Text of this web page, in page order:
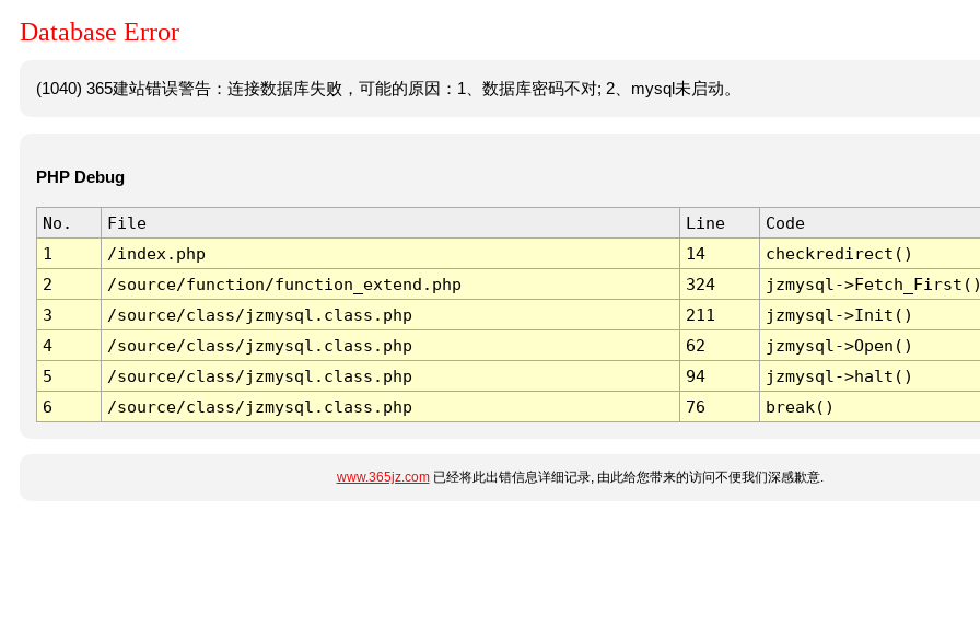
Database Error
(1040) 365建站错误警告：连接数据库失败，可能的原因：1、数据库密码不对; 2、mysql未启动。
PHP Debug
No. File Line
Code
1
/index.php 14
checkredirect()
2
/source/function/function_extend.php 324
jzmysql-
3
/source/class/jzmysql.class.php 211
jzmysql->Init()
4
/source/class/jzmysql.class.php 62
jzmysql->Open()
5
/source/class/jzmysql.class.php 94
jzmysql->halt()
6
/source/class/jzmysql.class.php 76 break()
www.365jz.com已经将此出错信息详细记录, 由此给您带来的访问不便我们深感歉意.